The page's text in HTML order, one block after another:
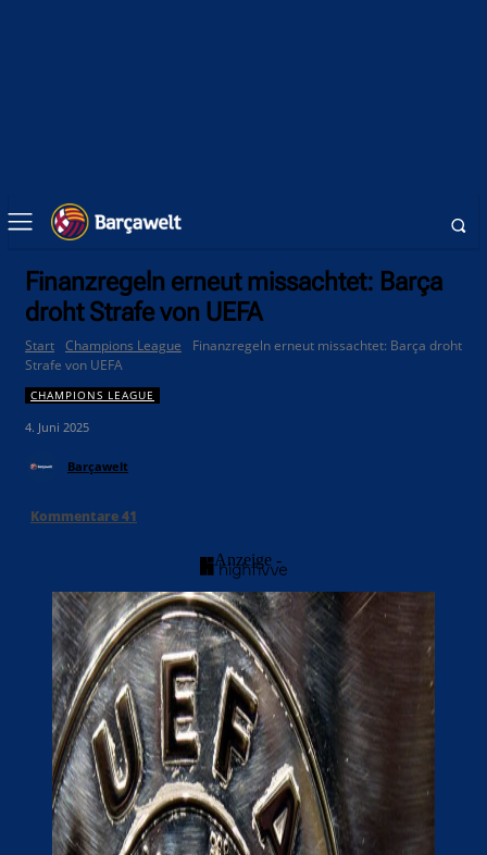
Finanzregeln erneut missachtet: Barça
droht Strafe von UEFA
Start Champions League
Finanzregeln erneut missachtet: Barça droht
Strafe von UEFA
CHAMPIONS LEAGUE
4. Juni 2025
Barçawelt
Kommentare41
- Anzeige -